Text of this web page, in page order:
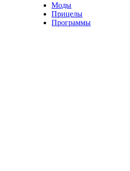
Моды
Прицелы
Программы